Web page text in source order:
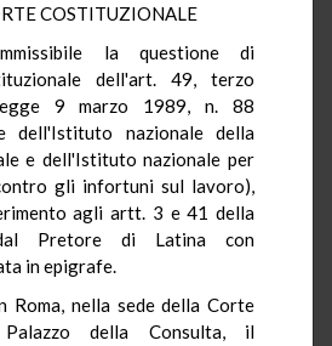
COSTITUZIONALE
la questione di
dell'art. 49, terzo
9 marzo 1989, n. 88
dell'Istituto nazionale della
e dell'Istituto nazionale per
gli infortuni sul lavoro),
agli artt. 3 e 41 della
Pretore di Latina con
in epigrafe.
Roma, nella sede della Corte
Palazzo della Consulta, il